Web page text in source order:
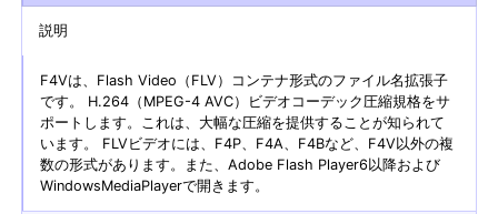
説明
F4Vは、Flash Video（FLV）コンテナ形式のファイル名拡張子
です。 H.264（MPEG-4 AVC）ビデオコーデック圧縮規格をサ
ポートします。これは、大幅な圧縮を提供することが知られて
います。 FLVビデオには、F4P、F4A、F4Bなど、F4V以外の複
数の形式があります。また、Adobe Flash Player6以降および
WindowsMediaPlayerで開きます。